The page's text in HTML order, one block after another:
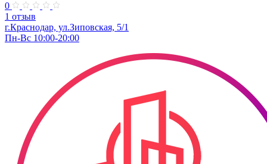
0
1 отзыв
г.Краснодар, ул.Зиповская, 5/1
Пн-Вс 10:00-20:00